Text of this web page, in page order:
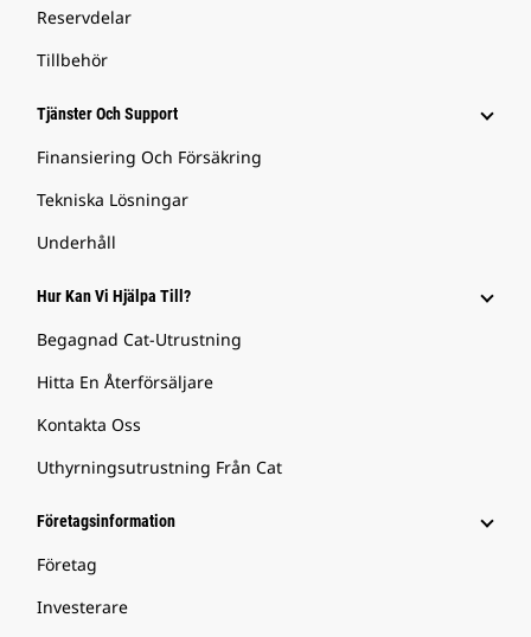
Reservdelar
Tillbehör
Tjänster Och Support
Finansiering Och Försäkring
Tekniska Lösningar
Underhåll
Hur Kan Vi Hjälpa Till?
Begagnad Cat-Utrustning
Hitta En Återförsäljare
Kontakta Oss
Uthyrningsutrustning Från Cat
Företagsinformation
Företag
Investerare